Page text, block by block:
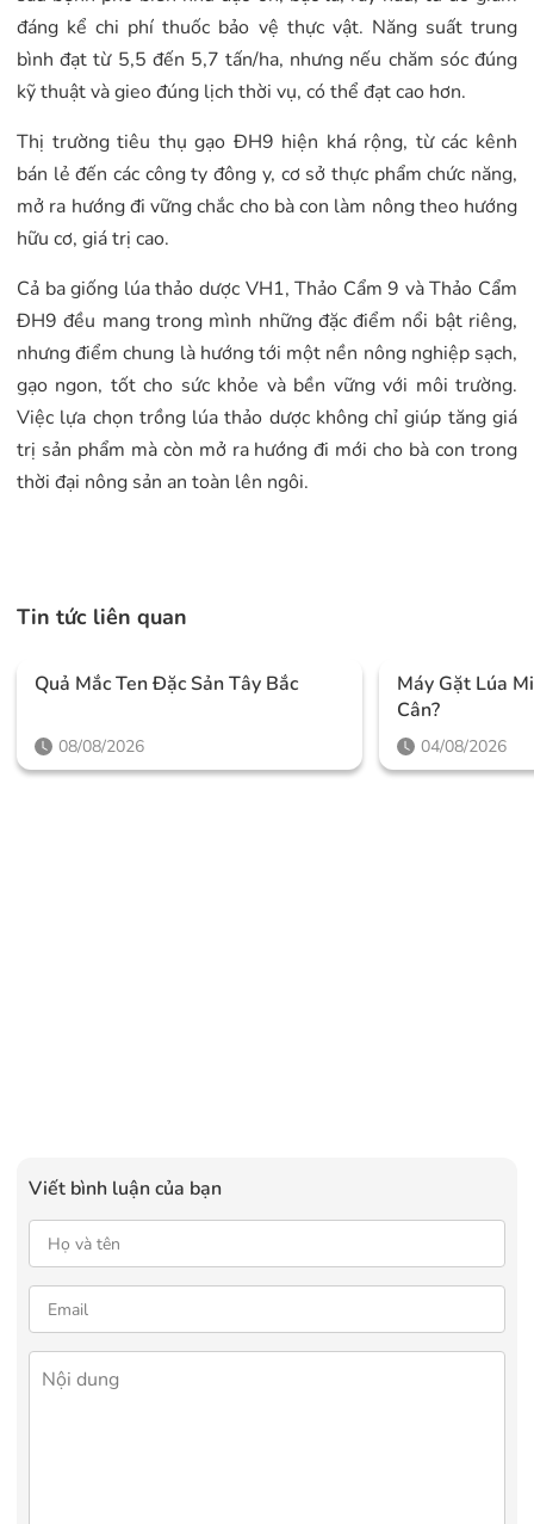
đáng kể chi phí thuốc bảo vệ thực vật. Năng suất trung
bình đạt từ 5,5 đến 5,7 tấn/ha, nhưng nếu chăm sóc đúng
kỹ thuật và gieo đúng lịch thời vụ, có thể đạt cao hơn.
Thị trường tiêu thụ gạo ĐH9 hiện khá rộng, từ các kênh
bán lẻ đến các công ty đông y, cơ sở thực phẩm chức năng,
mở ra hướng đi vững chắc cho bà con làm nông theo hướng
hữu cơ, giá trị cao.
Cả ba giống lúa thảo dược VH1, Thảo Cẩm 9 và Thảo Cẩm
ĐH9 đều mang trong mình những đặc điểm nổi bật riêng,
nhưng điểm chung là hướng tới một nền nông nghiệp sạch,
gạo ngon, tốt cho sức khỏe và bền vững với môi trường.
Việc lựa chọn trồng lúa thảo dược không chỉ giúp tăng giá
trị sản phẩm mà còn mở ra hướng đi mới cho bà con trong
thời đại nông sản an toàn lên ngôi.
Tin tức liên quan
Quả Mắc Ten Đặc Sản Tây Bắc
08/08/2026
Máy Gặt Lúa
Cân?
04/08/2026
Viết bình luận của bạn